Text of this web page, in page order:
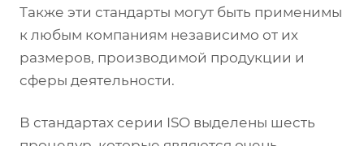
Также эти стандарты могут быть применимы
к любым компаниям независимо от их
размеров, производимой продукции и
сферы деятельности.
В стандартах серии ISO выделены шесть